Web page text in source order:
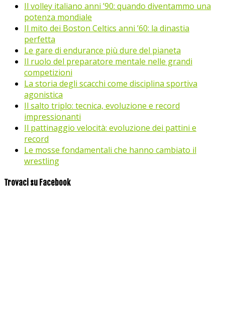
Il volley italiano anni ’90: quando diventammo una
potenza mondiale
Il mito dei Boston Celtics anni ’60: la dinastia
perfetta
Le gare di endurance più dure del pianeta
Il ruolo del preparatore mentale nelle grandi
competizioni
La storia degli scacchi come disciplina sportiva
agonistica
Il salto triplo: tecnica, evoluzione e record
impressionanti
Il pattinaggio velocità: evoluzione dei pattini e
record
Le mosse fondamentali che hanno cambiato il
wrestling
Trovaci su Facebook